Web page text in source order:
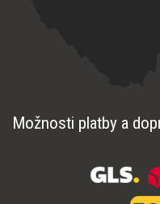
Možnosti platby a